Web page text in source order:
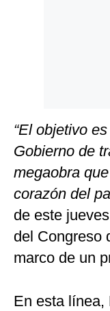
“El objetivo
Gobierno de
megaobra
corazón del
de este
del Congreso
marco de un
En esta línea,